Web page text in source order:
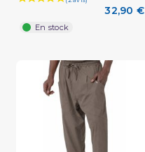
32,90 €
En stock